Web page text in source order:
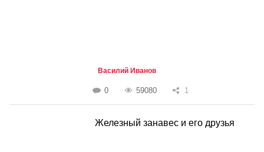
Василий Иванов
0 59080 1
Железный занавес и его друзья